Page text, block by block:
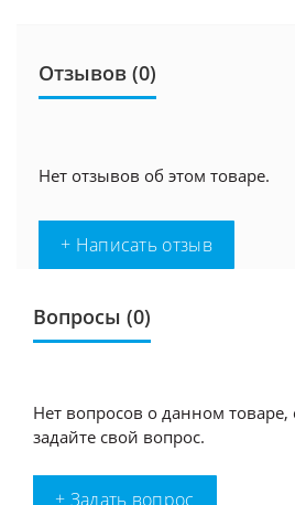
Отзывов (0)
Нет отзывов об этом товаре.
+ Написать отзыв
Вопросы (0)
Нет вопросов о данном товаре,
задайте свой вопрос.
+ Задать вопрос